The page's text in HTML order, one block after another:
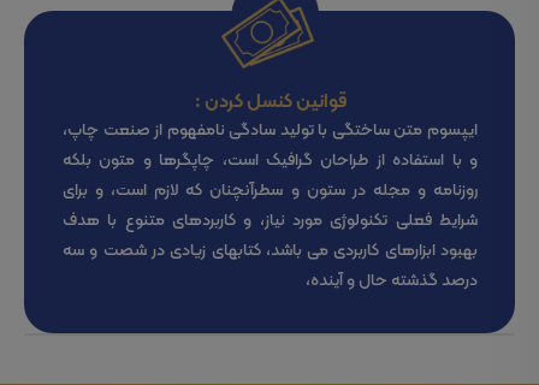
قوانین کنسل کردن :
ایپسوم متن ساختگی با تولید سادگی نامفهوم از صنعت چاپ،
و با استفاده از طراحان گرافیک است، چاپگرها و متون بلکه
روزنامه و مجله در ستون و سطرآنچنان که لازم است، و برای
شرایط فعلی تکنولوژی مورد نیاز، و کاربردهای متنوع با هدف
بهبود ابزارهای کاربردی می باشد، کتابهای زیادی در شصت و سه
درصد گذشته حال و آینده،